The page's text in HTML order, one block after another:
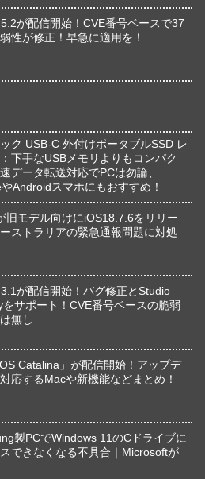
が配信開始！CVE番号ベースで37
性が修正！早急に適用を！
ク USB-C 外付けポータブルSSD レ
下手なUSBメモリよりもコンパク
データ転送対応でPCは勿論、
Androidスマホにもおすすめ！
旧モデル向けにiOS18.7.6をリリー
ストラリアの緊急通報問題に対処
が配信開始！バグ修正とStudio
をサポート！CVE番号ベースの脆弱
無し
Catalina」が配信開始！アップデ
応するMacや新機能などまとめ！
製PCでWindows 11のCドライブに
できなくなる不具合｜Microsoftが